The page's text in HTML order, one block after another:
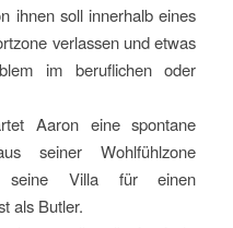
ihnen soll innerhalb eines
verlassen und etwas
im beruflichen oder
Aaron eine spontane
seiner Wohlfühlzone
seine Villa für einen
als Butler.